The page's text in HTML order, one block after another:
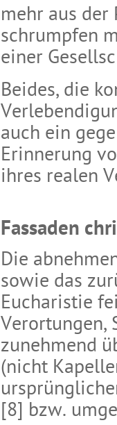
mehr aus
schrumpfen
einer
Beides, die
auch ein
Erinnerung
ihres realen
Fassaden
Die
sowie das
Eucharistie
Verortungen,
zunehmend
(nicht
[8] bzw.